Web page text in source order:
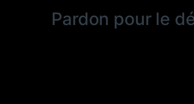
Pardon pour le